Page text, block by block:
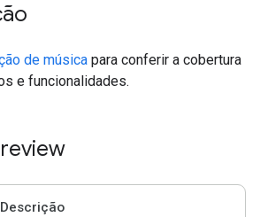
de música para conferir a cobertura
e funcionalidades.
Descrição